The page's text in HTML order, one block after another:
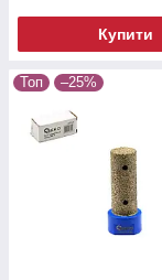
Купити
Топ –25%